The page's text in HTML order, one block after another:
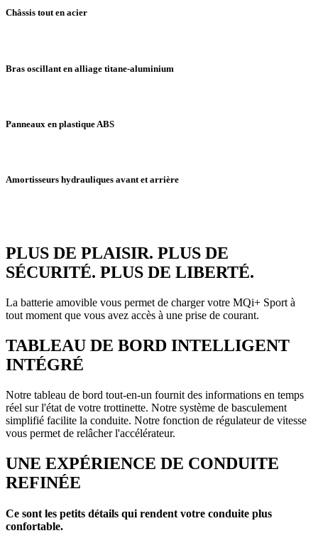
Châssis tout en acier
Bras oscillant en alliage titane-aluminium
Panneaux en plastique ABS
Amortisseurs hydrauliques avant et arrière
PLUS DE PLAISIR. PLUS DE
SÉCURITÉ. PLUS DE LIBERTÉ.
La batterie amovible vous permet de charger votre MQi+ Sport à
tout moment que vous avez accès à une prise de courant.
TABLEAU DE BORD INTELLIGENT
INTÉGRÉ
Notre tableau de bord tout-en-un fournit des informations en temps
réel sur l'état de votre trottinette. Notre système de basculement
simplifié facilite la conduite. Notre fonction de régulateur de vitesse
vous permet de relâcher l'accélérateur.
UNE EXPÉRIENCE DE CONDUITE
REFINÉE
Ce sont les petits détails qui rendent votre conduite plus
confortable.